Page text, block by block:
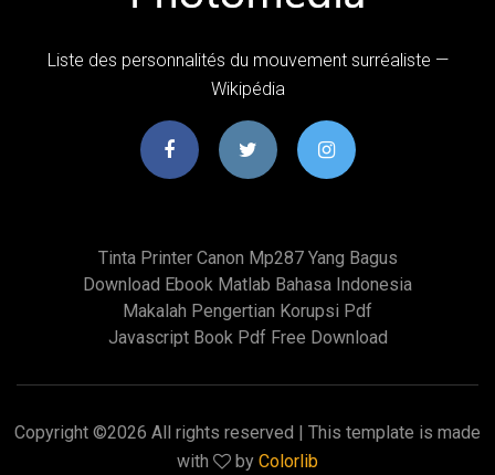
Liste des personnalités du mouvement surréaliste —
Wikipédia
Tinta Printer Canon Mp287 Yang Bagus
Download Ebook Matlab Bahasa Indonesia
Makalah Pengertian Korupsi Pdf
Javascript Book Pdf Free Download
Copyright ©2026 All rights reserved | This template is made
with
by Colorlib